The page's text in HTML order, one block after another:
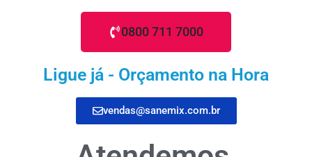
0800 711 7000
Ligue já - Orçamento na Hora
vendas@sanemix.com.br